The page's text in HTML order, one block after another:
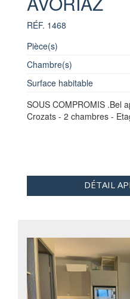
RÉF. 1468
Pièce(s)
Chambre(s)
Surface habitable
SOUS COMPROMIS .Bel
Crozats - 2 chambres -
DÉTAIL